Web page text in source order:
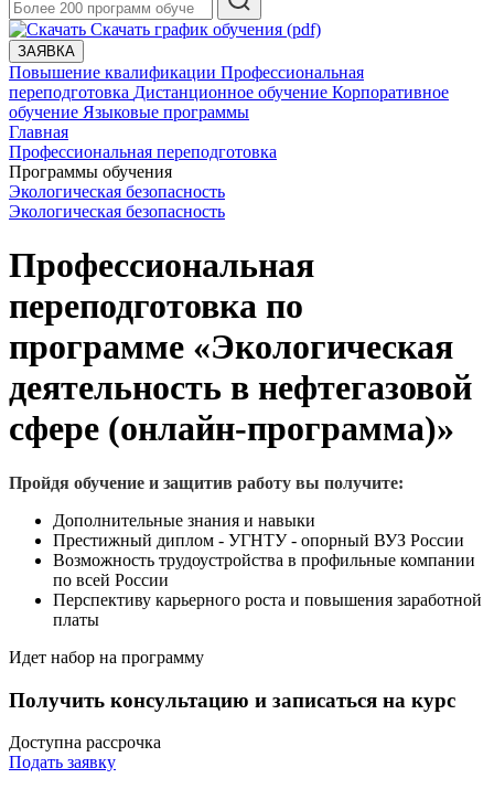
Скачать график обучения (pdf)
ЗАЯВКА
Повышение квалификации Профессиональная
переподготовка Дистанционное обучение Корпоративное
обучение Языковые программы
Главная
Профессиональная переподготовка
Программы обучения
Экологическая безопасность
Экологическая безопасность
Профессиональная
переподготовка по
программе «Экологическая
деятельность в нефтегазовой
сфере (онлайн-программа)»
Пройдя обучение и защитив работу вы получите:
Дополнительные знания и навыки
Престижный диплом - УГНТУ - опорный ВУЗ России
Возможность трудоустройства в профильные компании
по всей России
Перспективу карьерного роста и повышения заработной
платы
Идет набор на программу
Получить консультацию и записаться на курс
Доступна рассрочка
Подать заявку